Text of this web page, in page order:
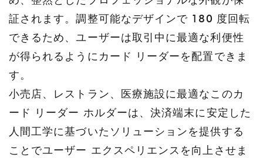
証されます。調整可能なデザインで 180 度回転
できるため、ユーザーは取引中に最適な利便性
が得られるようにカード リーダーを配置できま
す。
小売店、レストラン、医療施設に最適なこのカ
ード リーダー ホルダーは、決済端末に安定した
人間工学に基づいたソリューションを提供する
ことでユーザー エクスペリエンスを向上させま